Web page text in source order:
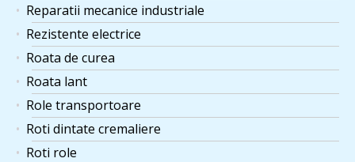
Reparatii mecanice industriale
Rezistente electrice
Roata de curea
Roata lant
Role transportoare
Roti dintate cremaliere
Roti role